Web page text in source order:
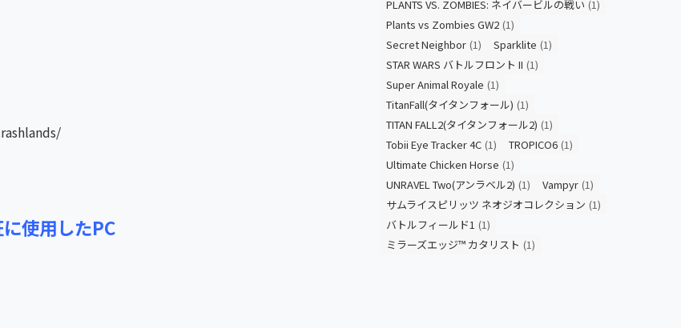
使用したPC
PLANTS VS. ZOMBIES: ネイバービルの戦い (1)
Plants vs Zombies GW2 (1)
Secret Neighbor (1) Sparklite (1)
STAR WARS バトルフロント II (1)
Super Animal Royale (1)
TitanFall(タイタンフォール) (1)
TITAN FALL2(タイタンフォール2) (1)
Tobii Eye Tracker 4C (1) TROPICO6 (1)
Ultimate Chicken Horse (1)
UNRAVEL Two(アンラベル2) (1) Vampyr (1)
サムライスピリッツ ネオジオコレクション (1)
バトルフィールド1 (1)
ミラーズエッジ™ カタリスト (1)